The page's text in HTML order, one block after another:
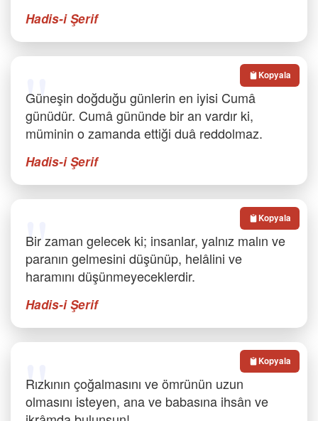
Hadis-i Şerif
Güneşin doğduğu günlerin en iyisi Cumâ
günüdür. Cumâ gününde bir an vardır ki,
müminin o zamanda ettiği duâ reddolmaz.
Hadis-i Şerif
Kopyala
Bir zaman gelecek ki; insanlar, yalnız malın ve
paranın gelmesini düşünüp, helâlini ve
haramını düşünmeyeceklerdir.
Hadis-i Şerif
Kopyala
Rızkının çoğalmasını ve ömrünün uzun
olmasını isteyen, ana ve babasına ihsân ve
Kopyala